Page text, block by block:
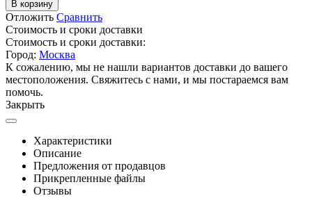
В корзину
Отложить Сравнить
Стоимость и сроки доставки
Стоимость и сроки доставки:
Город: Москва
К сожалению, мы не нашли вариантов доставки до вашего
местоположения. Свяжитесь с нами, и мы постараемся вам
помочь.
Закрыть
Характеристики
Описание
Предложения от продавцов
Прикрепленные файлы
Отзывы